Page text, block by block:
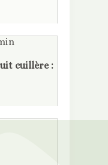
cuillère :